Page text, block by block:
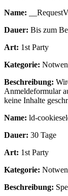
Name:
Dauer: Bis zum
Art: 1st Party
Kategorie:
Beschreibung:
Anmeldeformular
keine Inhalte
Name: ld-
Dauer: 30 Tage
Art: 1st Party
Kategorie:
Beschreibung: